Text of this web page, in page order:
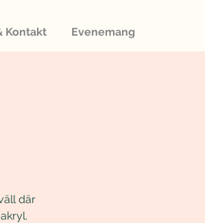
Kontakt Evenemang
där